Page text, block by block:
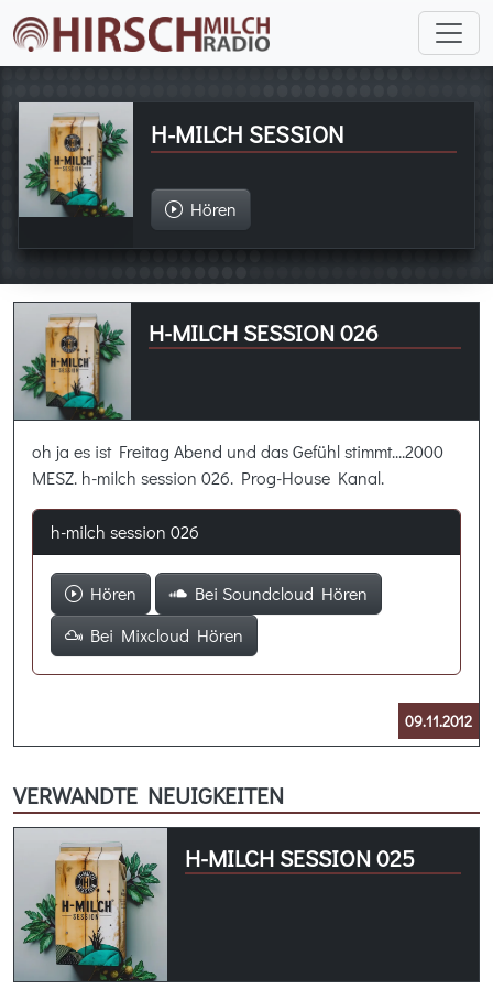
H-MILCH SESSION
Hören
H-MILCH SESSION 026
oh ja es ist Freitag Abend und das Gefühl stimmt....2000
MESZ. h-milch session 026. Prog-House Kanal.
h-milch session 026
Hören
Bei Soundcloud Hören
Bei Mixcloud Hören
09.11.2012
VERWANDTE NEUIGKEITEN
H-MILCH SESSION 025